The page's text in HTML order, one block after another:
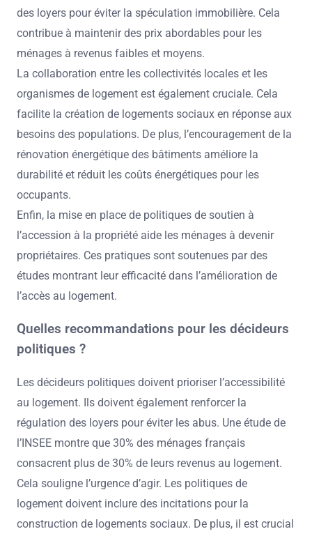
des loyers pour éviter la spéculation immobilière. Cela
contribue à maintenir des prix abordables pour les
ménages à revenus faibles et moyens.
La collaboration entre les collectivités locales et les
organismes de logement est également cruciale. Cela
facilite la création de logements sociaux en réponse aux
besoins des populations. De plus, l’encouragement de la
rénovation énergétique des bâtiments améliore la
durabilité et réduit les coûts énergétiques pour les
occupants.
Enfin, la mise en place de politiques de soutien à
l’accession à la propriété aide les ménages à devenir
propriétaires. Ces pratiques sont soutenues par des
études montrant leur efficacité dans l’amélioration de
l’accès au logement.
Quelles recommandations pour les décideurs
politiques ?
Les décideurs politiques doivent prioriser l’accessibilité
au logement. Ils doivent également renforcer la
régulation des loyers pour éviter les abus. Une étude de
l’INSEE montre que 30% des ménages français
consacrent plus de 30% de leurs revenus au logement.
Cela souligne l’urgence d’agir. Les politiques de
logement doivent inclure des incitations pour la
construction de logements sociaux. De plus, il est crucial